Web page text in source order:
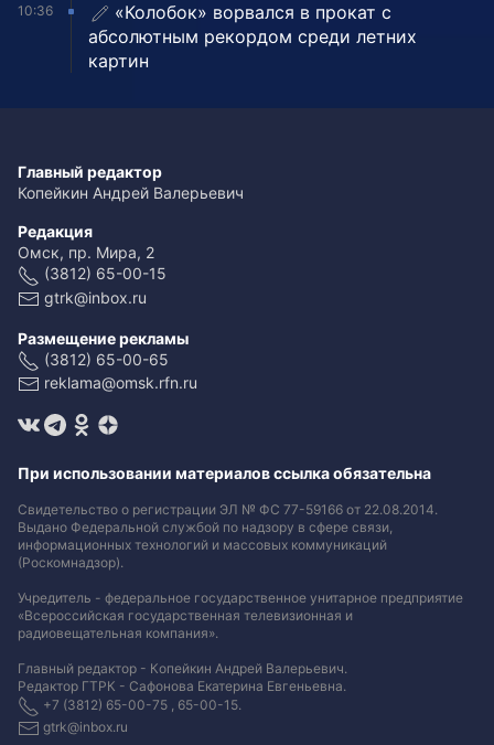
10:36
«Колобок» ворвался в прокат с
абсолютным рекордом среди летних
картин
Главный редактор
Копейкин Андрей Валерьевич
Редакция
Омск, пр. Мира, 2
(3812) 65-00-15
gtrk@inbox.ru
Размещение рекламы
(3812) 65-00-65
reklama@omsk.rfn.ru
При использовании материалов ссылка обязательна
Свидетельство о регистрации ЭЛ № ФС 77-59166 от 22.08.2014.
Выдано Федеральной службой по надзору в сфере связи,
информационных технологий и массовых коммуникаций
(Роскомнадзор).
Учредитель - федеральное государственное унитарное предприятие
«Всероссийская государственная телевизионная и
радиовещательная компания».
Главный редактор - Копейкин Андрей Валерьевич.
Редактор ГТРК - Сафонова Екатерина Евгеньевна.
+7 (3812) 65-00-75 , 65-00-15.
gtrk@inbox.ru